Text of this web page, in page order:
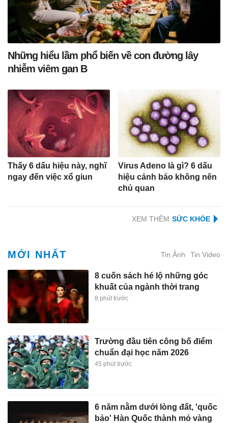
Những hiểu lầm phổ biến về con đường lây
nhiễm viêm gan B
Thấy 6 dấu hiệu này, nghĩ
ngay đến việc xổ giun
Virus Adeno là gì? 6 dấu
hiệu cảnh báo không nên
chủ quan
XEM THÊM
MỚI NHẤT Tin Ảnh Tin Video
8 cuốn sách hé lộ những góc
khuất của ngành thời trang
8 phút trước
Trường đầu tiên công bố điểm
chuẩn đại học năm 2026
45 phút trước
6 năm nằm dưới lòng đất, 'quốc
bảo' Hàn Quốc thành mỏ vàng